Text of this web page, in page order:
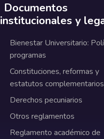
Documentos
institucionales y
Bienestar Universitario:
programas
Constituciones, reformas y
estatutos complementarios
Derechos pecuniarios
Otros reglamentos
Reglamento académico de